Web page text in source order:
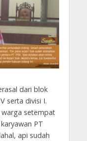
dari blok
serta divisi I.
warga setempat
PT
api sudah